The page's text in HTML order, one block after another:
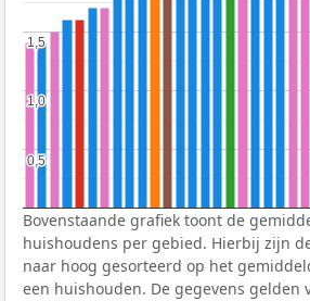
0,5
0,5
1,0
1,0
1,5
1,5
Bovenstaande grafiek toont de
huishoudens per gebied. Hierbij zijn
naar hoog gesorteerd op het
een huishouden. De gegevens gelden